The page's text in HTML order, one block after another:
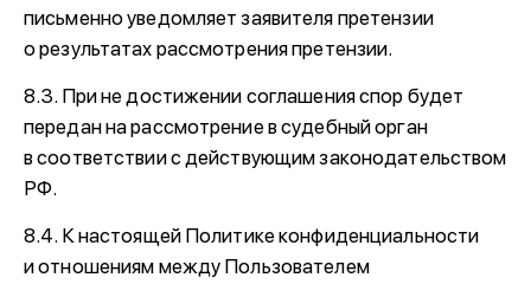
письменно уведомляет заявителя претензии
о результатах рассмотрения претензии.
8.3. При не достижении соглашения спор будет
передан на рассмотрение в судебный орган
в соответствии с действующим законодательством
РФ.
8.4. К настоящей Политике конфиденциальности
и отношениям между Пользователем